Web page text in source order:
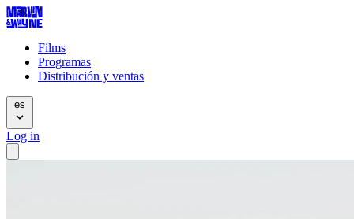
Films
Programas
Distribución y ventas
es
Log in